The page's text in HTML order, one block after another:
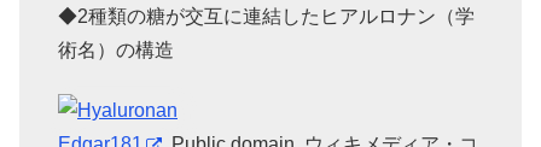
◆2種類の糖が交互に連結したヒアルロナン（学
術名）の構造